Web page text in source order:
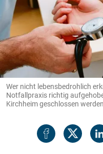
Wer nicht lebensbedrohlich
Notfallpraxis richtig
Kirchheim geschlossen